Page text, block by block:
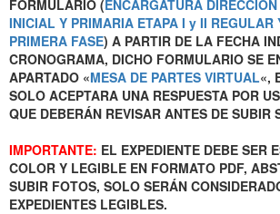
FORMULARIO (ENCARGATURA
INICIAL Y PRIMARIA ETAPA I y II REGULAR
PRIMERA FASE) A PARTIR DE LA FECHA
CRONOGRAMA, DICHO FORMULARIO SE
APARTADO «MESA DE PARTES VIRTUAL«,
SOLO ACEPTARA UNA RESPUESTA POR
QUE DEBERÁN REVISAR ANTES DE SUBIR
IMPORTANTE: EL EXPEDIENTE DEBE SER
COLOR Y LEGIBLE EN FORMATO PDF,
SUBIR FOTOS, SOLO SERÁN
EXPEDIENTES LEGIBLES.